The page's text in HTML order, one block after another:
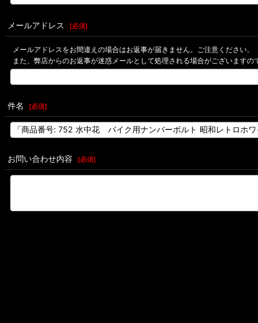
メールアドレス [必須]
メールアドレスをお間違えの場合はお返事が届きません。ご注意ください。
また、弊店からのお返事が迷惑メールとして処理される場合がございますの
件名 [必須]
お問い合わせ内容 [必須]